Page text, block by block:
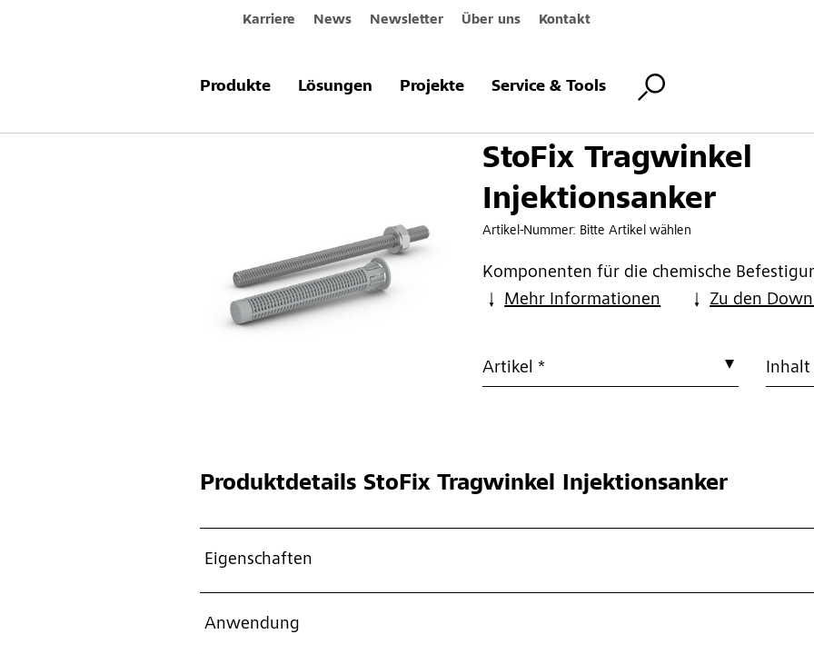
Karriere News Newsletter Über uns Kontakt
Produkte Lösungen Projekte Service & Tools
Produkte & Systeme StoFix Tragwinkel Injektionsanker
StoFix Tragwinkel
Injektionsanker
Artikel-Nummer: Bitte Artikel wählen
Komponenten für die chemische
Mehr Informationen
Zu den
Artikel * Inhalt
ProduktdetailsStoFix Tragwinkel Injektionsanker
Eigenschaften
Anwendung